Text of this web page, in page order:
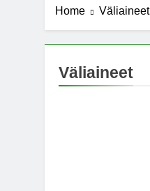
Home Väliaineet
Väliaineet